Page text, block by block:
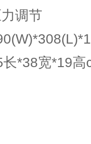
调节
*38宽*19高